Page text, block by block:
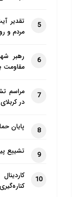
5
تقدیر
مردم و
6
رهبر
مقاومت
7
مراسم
در
8 پایان
9 تشییع
10